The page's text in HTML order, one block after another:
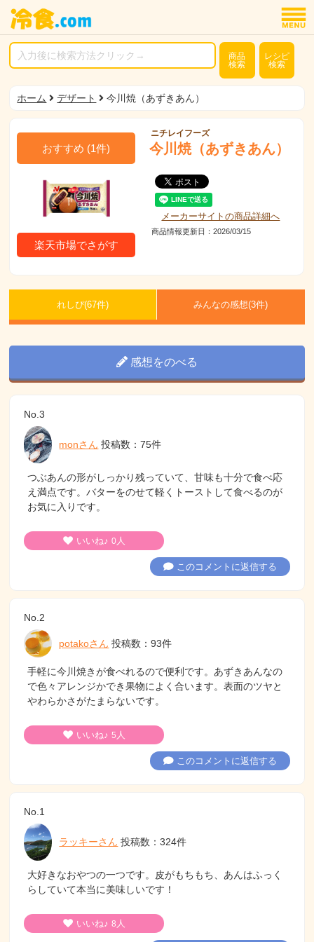
商品
検索
レシピ
検索
ホーム デザート 今川焼（あずきあん）
おすすめ (1件)
楽天市場でさがす
ニチレイフーズ
今川焼（あずきあん）
メーカーサイトの商品詳細へ
商品情報更新日：2026/03/15
れしぴ(67件) みんなの感想(3件)
感想をのべる
No.3
monさん 投稿数：75件
つぶあんの形がしっかり残っていて、甘味も十分で食べ応
え満点です。バターをのせて軽くトーストして食べるのが
お気に入りです。
いいね♪ 0人
このコメントに返信する
No.2
potakoさん 投稿数：93件
手軽に今川焼きが食べれるので便利です。あずきあんなの
で色々アレンジかでき果物によく合います。表面のツヤと
やわらかさがたまらないです。
いいね♪ 5 人
このコメントに返信する
No.1
ラッキーさん 投稿数：324件
大好きなおやつの一つです。皮がもちもち、あんはふっく
らしていて本当に美味しいです！
いいね♪ 8 人